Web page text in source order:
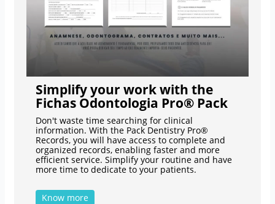
Simplify your work with the
Fichas Odontologia Pro® Pack
Don't waste time searching for clinical
information. With the Pack Dentistry Pro®
Records, you will have access to complete and
organized records, enabling faster and more
efficient service. Simplify your routine and have
more time to dedicate to your patients.
Know more